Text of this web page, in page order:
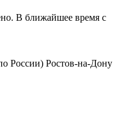
В ближайшее время с
России) Ростов-на-Дону